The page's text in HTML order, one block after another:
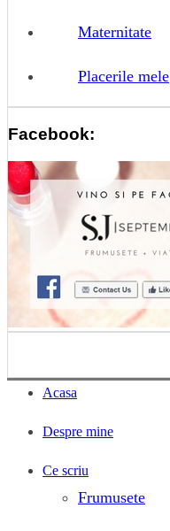
Maternitate
Placerile mele
Facebook:
Acasa
Despre mine
Ce scriu
Frumusete